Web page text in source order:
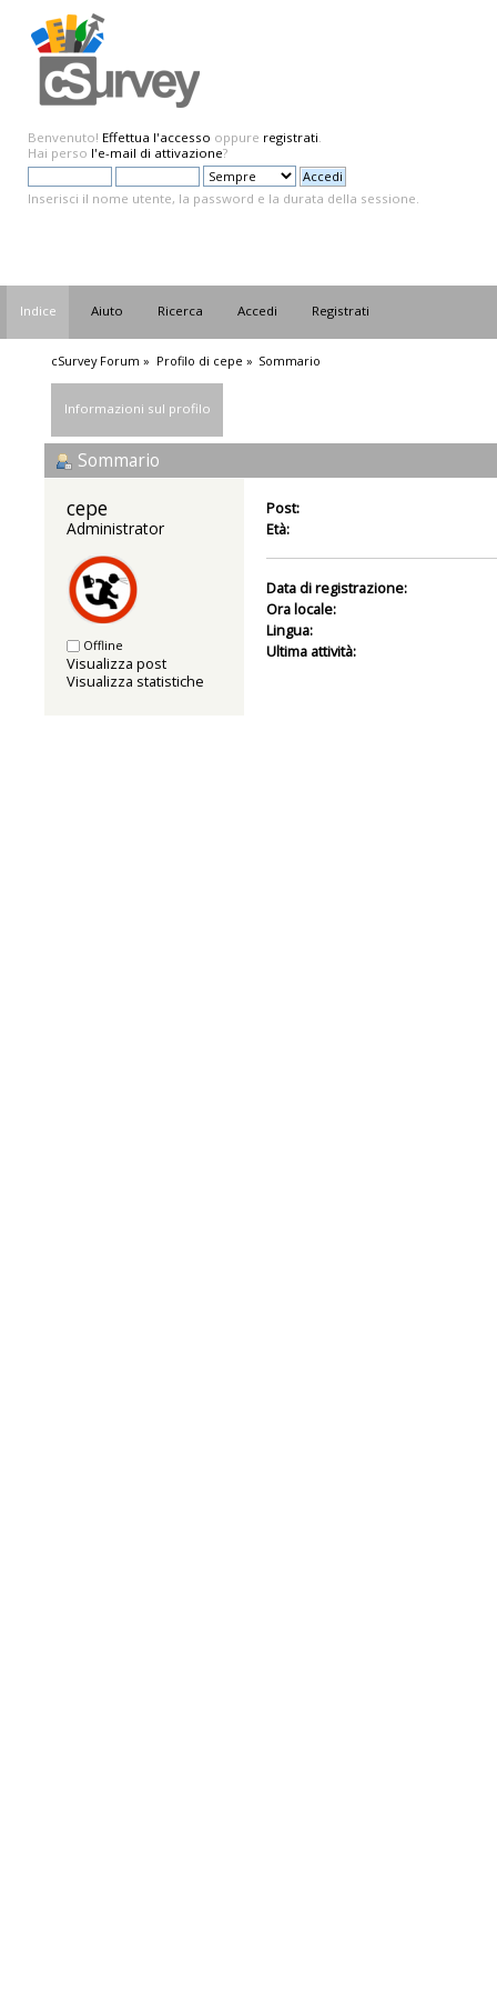
Benvenuto! Effettua l'accesso oppure registrati.
Hai perso l'e-mail di attivazione?
Inserisci il nome utente, la password e la durata della sessione.
Indice Aiuto Ricerca Accedi Registrati
cSurvey Forum » Profilo di cepe » Sommario
Informazioni sul profilo
Sommario
cepe
Administrator
Offline
Visualizza post
Visualizza statistiche
Post:
Età:
Data di registrazione:
Ora locale:
Lingua:
Ultima attività: